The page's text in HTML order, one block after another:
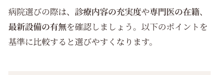
病院選びの際は、 診療内容の充実度や専門医の在籍、
最新設備の有無を確認しましょう。以下のポイントを
基準に比較すると選びやすくなります。